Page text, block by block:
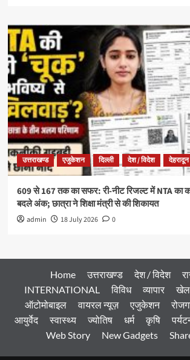
उत्तराखण्ड एजुकेशन दिल्ली देश / विदेश देहरादून
609 से 167 तक का सफर: री-नीट रिजल्ट में NTA का
बदले अंक; छात्रा ने शिक्षा मंत्री से की शिकायत
admin 18 July 2026 0
Home उत्तराखण्ड देश / विदेश
INTERNATIONAL
विविध व्यापार खेल
ऑटोमोबाइल
वायरल न्यूज़ एजुकेशन
आयुर्वेद
स्वास्थ्य ज्योतिष धर्म कृषि
Web Story
New Gadgets